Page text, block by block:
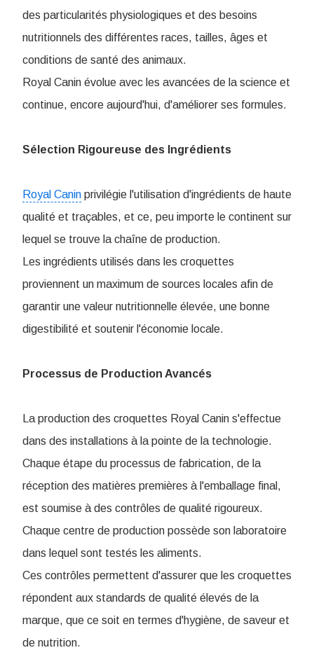
des particularités physiologiques et des besoins
nutritionnels des différentes races, tailles, âges et
conditions de santé des animaux.
Royal Canin évolue avec les avancées de la science et
continue, encore aujourd'hui, d'améliorer ses formules.
Sélection Rigoureuse des Ingrédients
Royal Canin privilégie l'utilisation d'ingrédients de haute
qualité et traçables, et ce, peu importe le continent sur
lequel se trouve la chaîne de production.
Les ingrédients utilisés dans les croquettes
proviennent un maximum de sources locales afin de
garantir une valeur nutritionnelle élevée, une bonne
digestibilité et soutenir l'économie locale.
Processus de Production Avancés
La production des croquettes Royal Canin s'effectue
dans des installations à la pointe de la technologie.
Chaque étape du processus de fabrication, de la
réception des matières premières à l'emballage final,
est soumise à des contrôles de qualité rigoureux.
Chaque centre de production possède son laboratoire
dans lequel sont testés les aliments.
Ces contrôles permettent d'assurer que les croquettes
répondent aux standards de qualité élevés de la
marque, que ce soit en termes d'hygiène, de saveur et
de nutrition.